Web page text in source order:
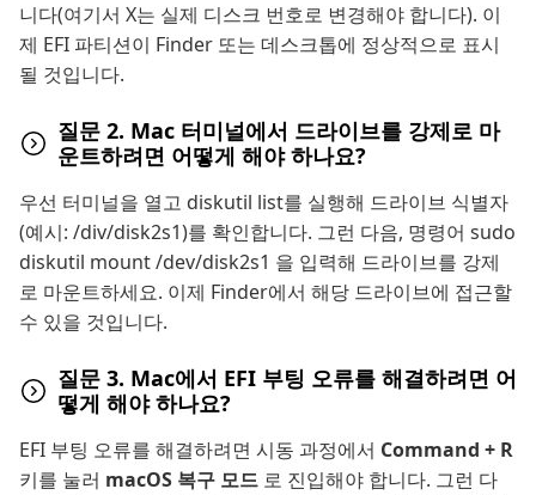
니다(여기서 X는 실제 디스크 번호로 변경해야 합니다). 이
제 EFI 파티션이 Finder 또는 데스크톱에 정상적으로 표시
될 것입니다.
질문 2. Mac 터미널에서 드라이브를 강제로 마
운트하려면 어떻게 해야 하나요?
우선 터미널을 열고 diskutil list를 실행해 드라이브 식별자
(예시: /div/disk2s1)를 확인합니다. 그런 다음, 명령어 sudo
diskutil mount /dev/disk2s1 을 입력해 드라이브를 강제
로 마운트하세요. 이제 Finder에서 해당 드라이브에 접근할
수 있을 것입니다.
질문 3. Mac에서 EFI 부팅 오류를 해결하려면 어
떻게 해야 하나요?
EFI 부팅 오류를 해결하려면 시동 과정에서 Command + R
키를 눌러 macOS 복구 모드 로 진입해야 합니다. 그런 다